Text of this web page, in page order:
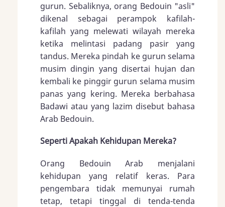
gurun. Sebaliknya, orang Bedouin "asli"
dikenal sebagai perampok kafilah-
kafilah yang melewati wilayah mereka
ketika melintasi padang pasir yang
tandus. Mereka pindah ke gurun selama
musim dingin yang disertai hujan dan
kembali ke pinggir gurun selama musim
panas yang kering. Mereka berbahasa
Badawi atau yang lazim disebut bahasa
Arab Bedouin.
Seperti Apakah Kehidupan Mereka?
Orang Bedouin Arab menjalani
kehidupan yang relatif keras. Para
pengembara tidak memunyai rumah
tetap, tetapi tinggal di tenda-tenda